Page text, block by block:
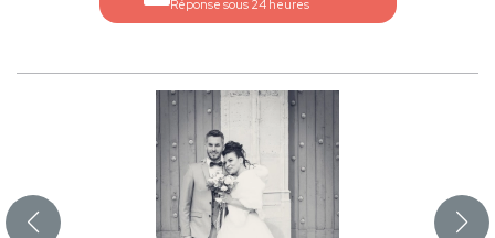
Réponse sous 24 heures